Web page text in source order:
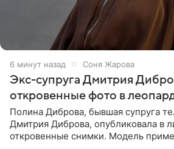
6 минут назад Соня Жарова
Экс-супруга Дмитрия
откровенные фото в
Полина Диброва, бывшая супруга
Дмитрия Диброва, опубликовала в
откровенные снимки. Модель